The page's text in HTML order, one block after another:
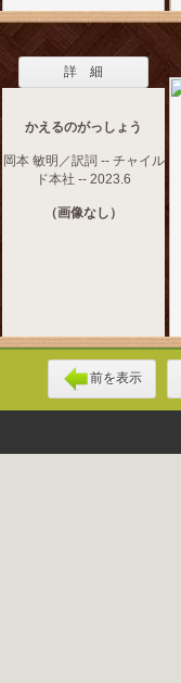
詳 細
かえるのがっしょう
岡本 敏明／訳詞 -- チャイル
ド本社 -- 2023.6
（画像なし）
前を表示